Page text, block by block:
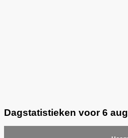
Dagstatistieken voor 6